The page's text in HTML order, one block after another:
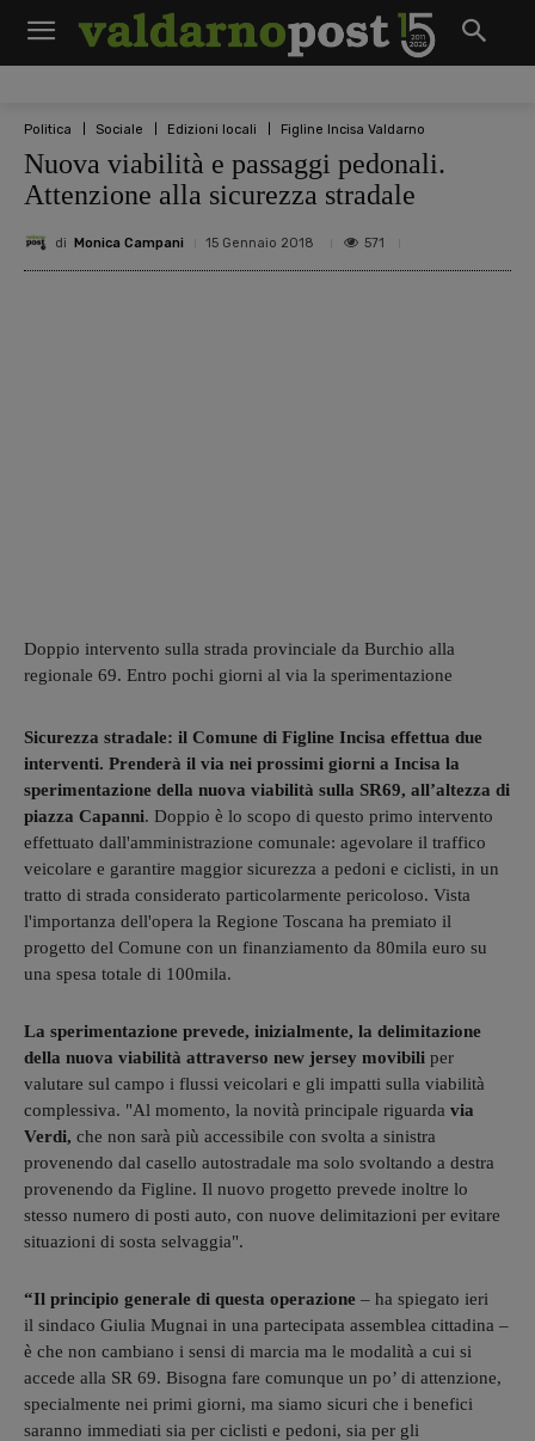
Politica Sociale Edizioni locali Figline Incisa Valdarno
Nuova viabilità e passaggi pedonali.
Attenzione alla sicurezza stradale
di Monica Campani 15 Gennaio 2018 571
Doppio intervento sulla strada provinciale da Burchio alla
regionale 69. Entro pochi giorni al via la sperimentazione
Sicurezza stradale: il Comune di Figline Incisa effettua due
interventi. Prenderà il via nei prossimi giorni a Incisa la
sperimentazione della nuova viabilità sulla SR69, all’altezza di
piazza Capanni. Doppio è lo scopo di questo primo intervento
effettuato dall'amministrazione comunale: agevolare il traffico
veicolare e garantire maggior sicurezza a pedoni e ciclisti, in un
tratto di strada considerato particolarmente pericoloso. Vista
l'importanza dell'opera la Regione Toscana ha premiato il
progetto del Comune con un finanziamento da 80mila euro su
una spesa totale di 100mila.
La sperimentazione prevede, inizialmente, la delimitazione
della nuova viabilità attraverso new jersey movibili per
valutare sul campo i flussi veicolari e gli impatti sulla viabilità
complessiva. "Al momento, la novità principale riguarda via
Verdi, che non sarà più accessibile con svolta a sinistra
provenendo dal casello autostradale ma solo svoltando a destra
provenendo da Figline. Il nuovo progetto prevede inoltre lo
stesso numero di posti auto, con nuove delimitazioni per evitare
situazioni di sosta selvaggia".
“Il principio generale di questa operazione – ha spiegato ieri
il sindaco Giulia Mugnai in una partecipata assemblea cittadina –
è che non cambiano i sensi di marcia ma le modalità a cui si
accede alla SR 69. Bisogna fare comunque un po’ di attenzione,
specialmente nei primi giorni, ma siamo sicuri che i benefici
saranno immediati sia per ciclisti e pedoni, sia per gli